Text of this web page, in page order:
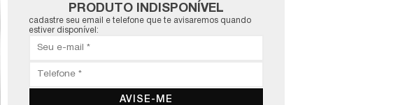
PRODUTO INDISPONÍVEL
cadastre seu email e telefone que te avisaremos quando
estiver disponível:
AVISE-ME